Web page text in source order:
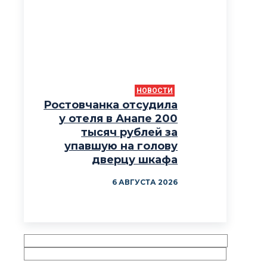
НОВОСТИ
Ростовчанка отсудила
у отеля в Анапе 200
тысяч рублей за
упавшую на голову
дверцу шкафа
6 АВГУСТА 2026